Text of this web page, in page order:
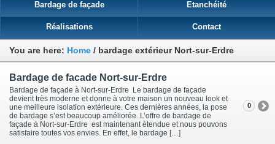
Bardage de façade Etanchéité
Réalisations Contact
You are here: Home / bardage extérieur Nort-sur-Erdre
Bardage de facade Nort-sur-Erdre
Bardage de façade à Nort-sur-Erdre Le bardage de façade
devient très moderne et donne à votre maison un nouveau look et
une meilleure isolation extérieure. Ces dernières années, la pose
de bardage s’est beaucoup améliorée. L’offre de bardage de
façade à Nort-sur-Erdre est maintenant étendue et nous pouvons
satisfaire toutes vos envies. En effet, le bardage […]
0